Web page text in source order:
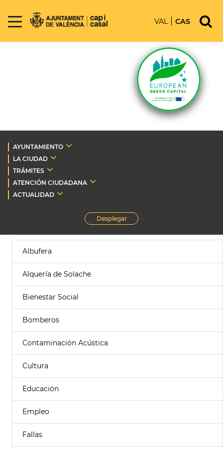
VAL CAS
AYUNTAMIENTO
LA CIUDAD
TRÁMITES
ATENCIÓN CIUDADANA
ACTUALIDAD
Desplegar
Albufera
Alquería de Solache
Bienestar Social
Bomberos
Contaminación Acústica
Cultura
Educación
Empleo
Fallas